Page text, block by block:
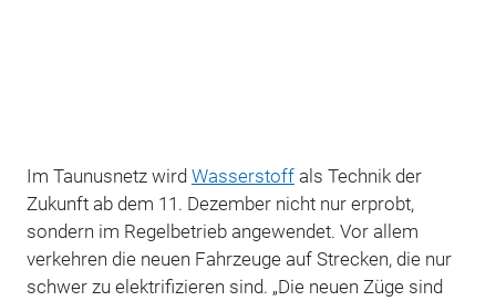
Im Taunusnetz wird Wasserstoffals Technik der
Zukunft ab dem 11. Dezember nicht nur erprobt,
sondern im Regelbetrieb angewendet. Vor allem
verkehren die neuen Fahrzeuge auf Strecken, die nur
schwer zu elektrifizieren sind. „Die neuen Züge sind